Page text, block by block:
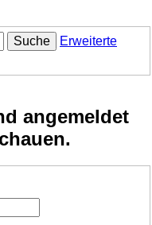
Suche
Erweiterte
angemeldet